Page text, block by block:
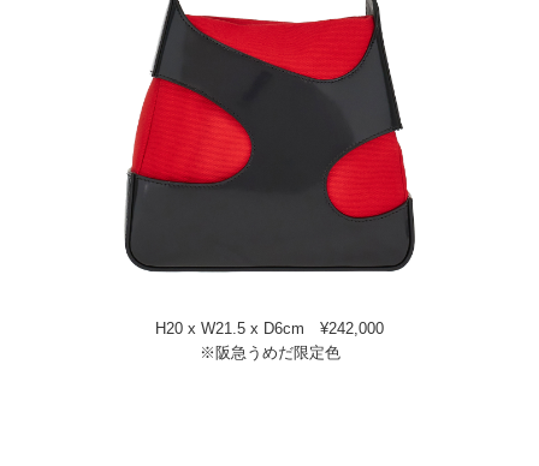
H20 x W21.5 x D6cm ¥242,000
※阪急うめだ限定色